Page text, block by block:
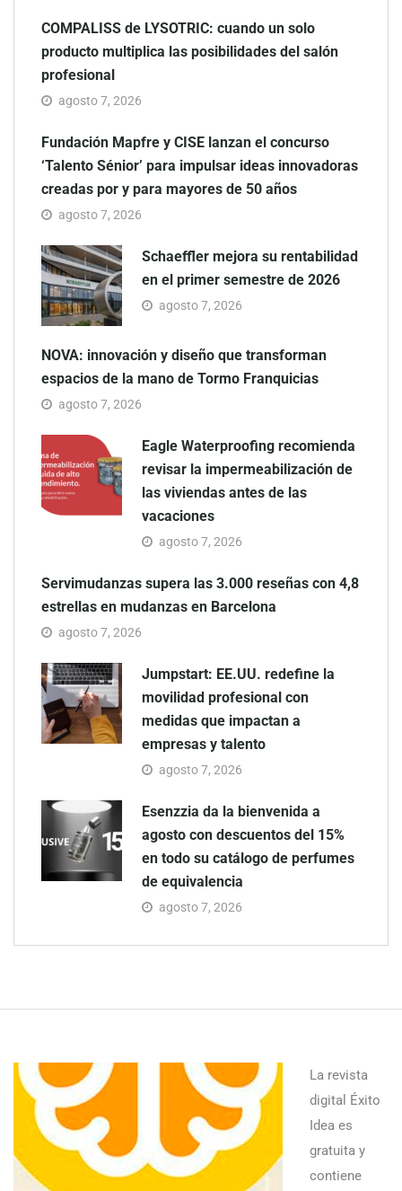
COMPALISS de LYSOTRIC: cuando un solo
producto multiplica las posibilidades del salón
profesional
agosto 7, 2026
Fundación Mapfre y CISE lanzan el concurso
‘Talento Sénior’ para impulsar ideas innovadoras
creadas por y para mayores de 50 años
agosto 7, 2026
Schaeffler mejora su rentabilidad
en el primer semestre de 2026
agosto 7, 2026
NOVA: innovación y diseño que transforman
espacios de la mano de Tormo Franquicias
agosto 7, 2026
Eagle Waterproofing recomienda
revisar la impermeabilización de
las viviendas antes de las
vacaciones
agosto 7, 2026
Servimudanzas supera las 3.000 reseñas con 4,8
estrellas en mudanzas en Barcelona
agosto 7, 2026
Jumpstart: EE.UU. redefine la
movilidad profesional con
medidas que impactan a
empresas y talento
agosto 7, 2026
Esenzzia da la bienvenida a
agosto con descuentos del 15%
en todo su catálogo de perfumes
de equivalencia
agosto 7, 2026
La revista
digital Éxito
Idea es
gratuita y
contiene